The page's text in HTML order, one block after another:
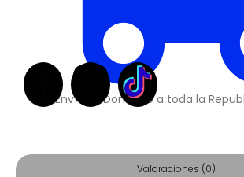
Envíos a Domicilio a toda la
Valoraciones (0)